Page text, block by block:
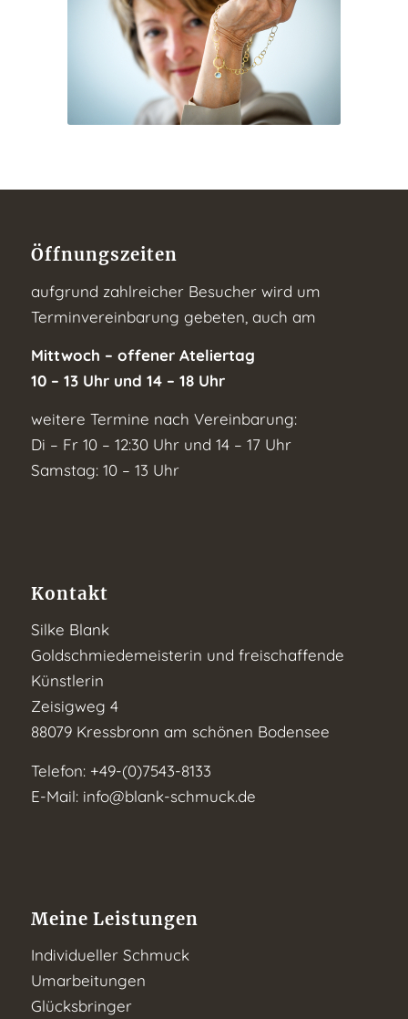
Öffnungszeiten
aufgrund zahlreicher Besucher wird um
Terminvereinbarung gebeten, auch am
Mittwoch – offener Ateliertag
10 – 13 Uhr und 14 – 18 Uhr
weitere Termine nach Vereinbarung:
Di – Fr 10 – 12:30 Uhr und 14 – 17 Uhr
Samstag: 10 – 13 Uhr
Kontakt
Silke Blank
Goldschmiedemeisterin und freischaffende
Künstlerin
Zeisigweg 4
88079 Kressbronn am schönen Bodensee
Telefon: +49-(0)7543-8133
E-Mail: info@blank-schmuck.de
Meine Leistungen
Individueller Schmuck
Umarbeitungen
Glücksbringer